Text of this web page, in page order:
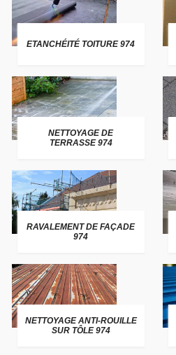
ETANCHÉITÉ TOITURE 974
NETTOYAGE DE
TERRASSE 974
RAVALEMENT DE FAÇADE
974
NETTOYAGE ANTI-ROUILLE
SUR TÔLE 974